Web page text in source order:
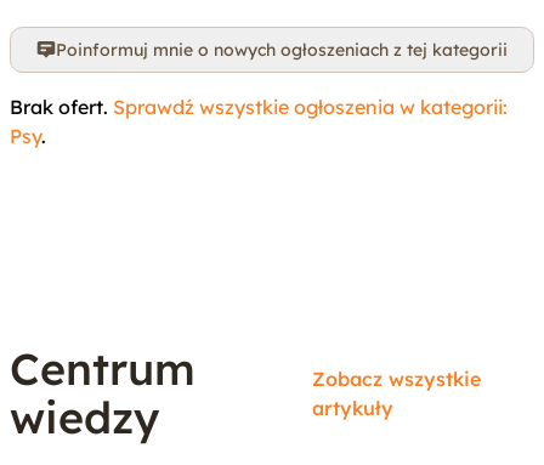
Poinformuj mnie o nowych ogłoszeniach z tej kategorii
Brak ofert. Sprawdź wszystkie ogłoszenia w kategorii:
Psy.
Centrum
wiedzy
Zobacz wszystkie
artykuły